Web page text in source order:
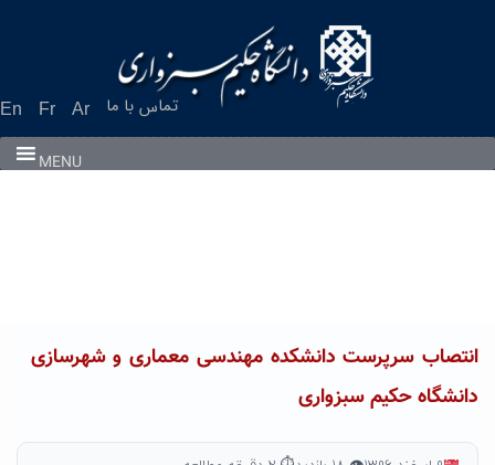
En Fr Ar تماس با ما
MENU
انتصاب سرپرست دانشکده مهندسی معماری و شهرسازی
دانشگاه حکیم سبزواری